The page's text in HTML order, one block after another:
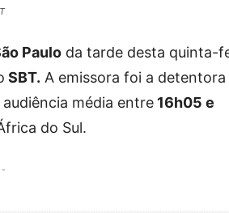
Paulo da tarde desta quinta-
SBT. A emissora foi a
média entre 16h05 e
do Sul.
-